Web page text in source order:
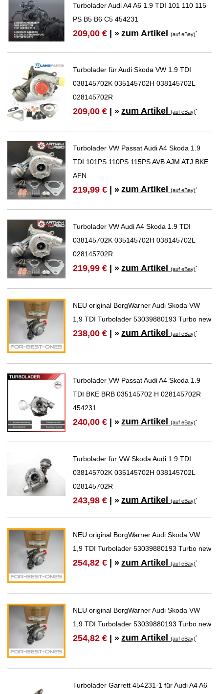
Turbolader Audi A4 A6 1.9 TDI 101 110 115
PS B5 B6 C5 454231
209,00 € | » zum Artikel(auf eBay)*
Turbolader für Audi Skoda VW 1.9 TDI
038145702K 035145702H 038145702L
028145702R
209,00 € | » zum Artikel(auf eBay)*
Turbolader VW Passat Audi A4 Skoda 1.9
TDI 101PS 110PS 115PS AVB AJM ATJ BKE
AFN
219,99 € | » zum Artikel(auf eBay)*
Turbolader VW Audi A4 Skoda 1.9 TDI
038145702K 035145702H 038145702L
028145702R
219,99 € | » zum Artikel(auf eBay)*
NEU original BorgWarner Audi Skoda VW
1,9 TDI Turbolader 53039880193 Turbo new
238,00 € | » zum Artikel(auf eBay)*
Turbolader VW Passat Audi A4 Skoda 1.9
TDI BKE BRB 035145702 H 028145702R
454231
240,00 € | » zum Artikel(auf eBay)*
Turbolader für VW Skoda Audi 1.9 TDI
038145702K 035145702H 038145702L
028145702R
243,98 € | » zum Artikel(auf eBay)*
NEU original BorgWarner Audi Skoda VW
1,9 TDI Turbolader 53039880193 Turbo new
254,82 € | » zum Artikel(auf eBay)*
NEU original BorgWarner Audi Skoda VW
1,9 TDI Turbolader 53039880193 Turbo new
254,82 € | » zum Artikel(auf eBay)*
Turbolader Garrett 454231-1 für Audi A4 A6